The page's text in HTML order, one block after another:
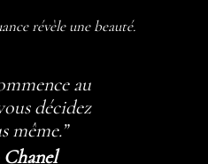
révèle une beauté.
au
décidez
même.”